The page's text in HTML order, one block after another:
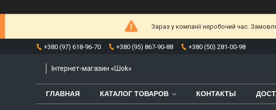
Зараз у компанії неробочий час.
+380 (97) 618-96-70 +380 (95) 867-90-88 +380 (50) 281-00-98
Інтернет-магазин «Шоk»
ГЛАВНАЯ КАТАЛОГ ТОВАРОВ КОНТАКТЫ